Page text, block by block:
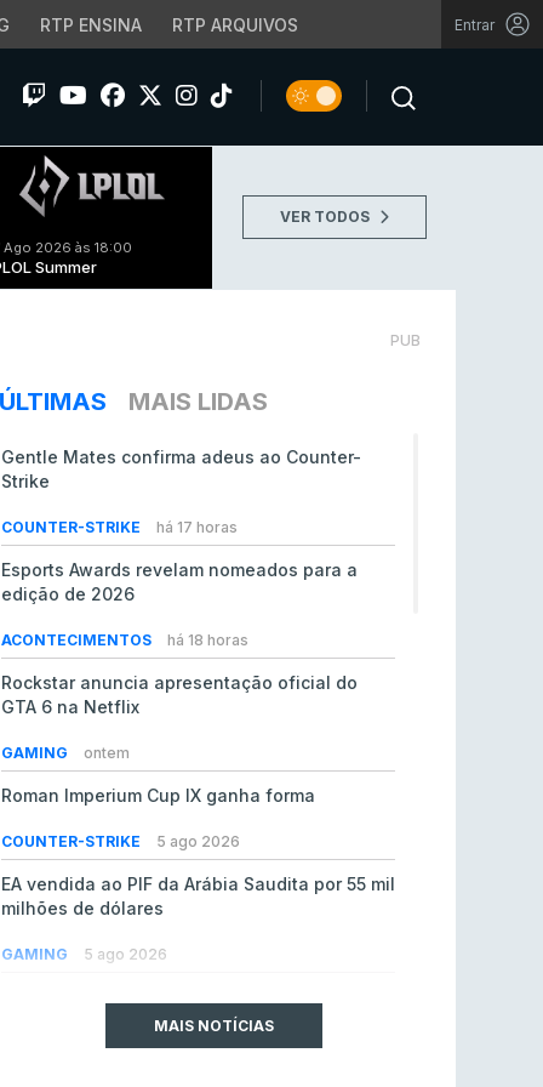
RTP ENSINA RTP ARQUIVOS Entrar
Ago 2026 às 18:00
Summer
VER TODOS
PUB
ÚLTIMAS MAIS LIDAS
Gentle Mates confirma adeus ao Counter-
Strike
COUNTER-STRIKE há 17 horas
Esports Awards revelam nomeados para a
edição de 2026
ACONTECIMENTOS há 18 horas
Rockstar anuncia apresentação oficial do
GTA 6 na Netflix
GAMING ontem
Roman Imperium Cup IX ganha forma
COUNTER-STRIKE 5 ago 2026
EA vendida ao PIF da Arábia Saudita por 55 mil
milhões de dólares
GAMING 5 ago 2026
MAIS NOTÍCIAS